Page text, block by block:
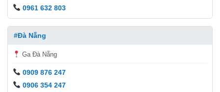
0961 632 803
#Đà Nẵng
Ga Đà Nẵng
0909 876 247
0906 354 247